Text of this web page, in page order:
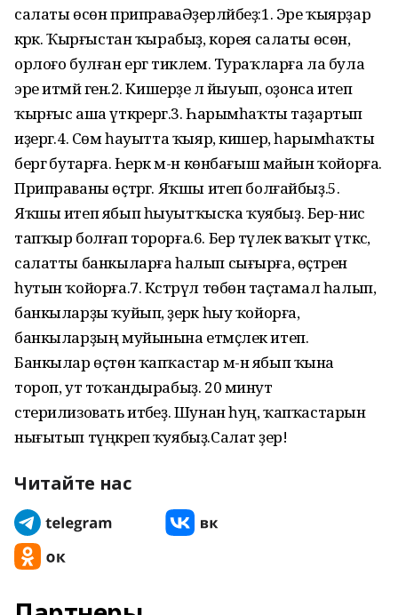
салаты өсөн приправаӘҙерләйбеҙ:1. Эре ҡыярҙар
кәрәк. Ҡырғыстан ҡырабыҙ, корея салаты өсөн,
орлоғо булған ергә тиклем. Тураҡларға ла була
эре итмәй генә.2. Кишерҙе лә йыуып, оҙонса итеп
ҡырғыс аша үткәрергә.3. Һарымһаҡты таҙартып
иҙергә.4. Сөм һауытта ҡыяр, кишер, һарымһаҡты
бергә бутарға. Һеркә м-н көнбағыш майын ҡойорға.
Приправаны өҫтәргә. Яҡшы итеп болғайбыҙ.5.
Яҡшы итеп ябып һыуытҡысҡа ҡуябыҙ. Бер-нисә
тапҡыр болғап торорға.6. Бер тәүлек ваҡыт үткәс,
салатты банкыларға һалып сығырға, өҫтәренә
һутын ҡойорға.7. Кәстрүл төбөнә таҫтамал һалып,
банкыларҙы ҡуйып, әҙерәк һыу ҡойорға,
банкыларҙың муйынына етмәҫлек итеп.
Банкылар өҫтөн ҡапҡастар м-н ябып ҡына
тороп, ут тоҡандырабыҙ. 20 минут
стерилизовать итәбеҙ. Шунан һуң, ҡапҡастарын
нығытып түңкәреп ҡуябыҙ.Салат әҙер!
Читайте нас